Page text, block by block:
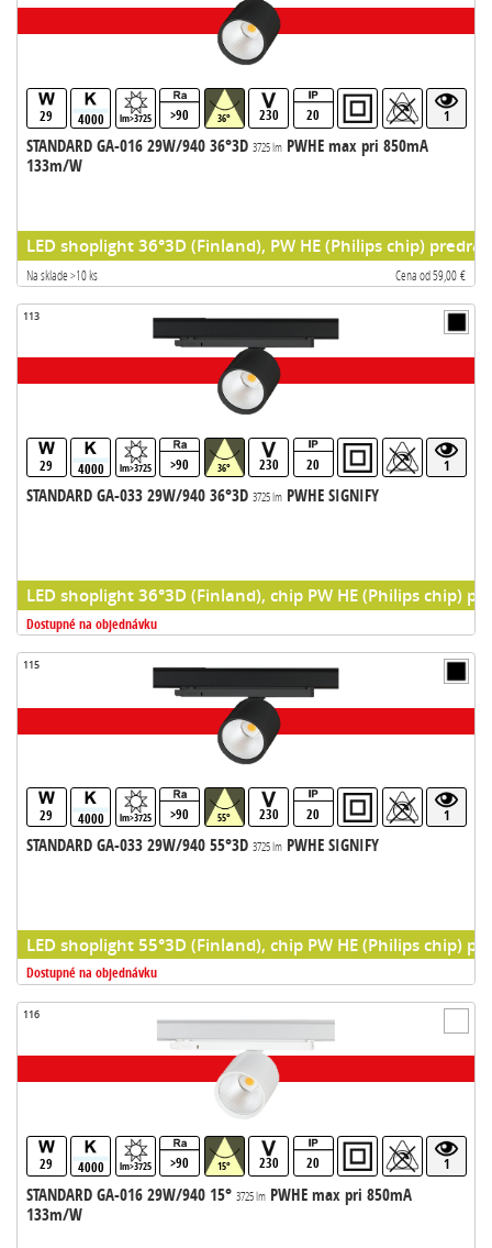
29 4000 lm>3725 >90 36° 230 20 1
STANDARD GA-016 29W/940 36°3D 3725 lmPWHE max pri 850mA
133m/W
LED shoplight 36°3D (Finland), PW HE (Philips chip)
Na sklade >10 ks Cena od 59,00 €
113
29 4000 lm>3725 >90 36° 230 20 1
STANDARD GA-033 29W/940 36°3D 3725 lmPWHE SIGNIFY
LED shoplight 36°3D (Finland), chip PW HE (Philips chip)
Dostupné na objednávku
115
29 4000 lm>3725 >90 55° 230 20 1
STANDARD GA-033 29W/940 55°3D 3725 lmPWHE SIGNIFY
LED shoplight 55°3D (Finland), chip PW HE (Philips chip)
Dostupné na objednávku
116
29 4000 lm>3725 >90 15° 230 20 1
STANDARD GA-016 29W/940 15° 3725 lmPWHE max pri 850mA
133m/W